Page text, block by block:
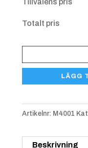
Totalt pris
Golf
mängd
LÄGG
Artikelnr: M4001
Beskrivning